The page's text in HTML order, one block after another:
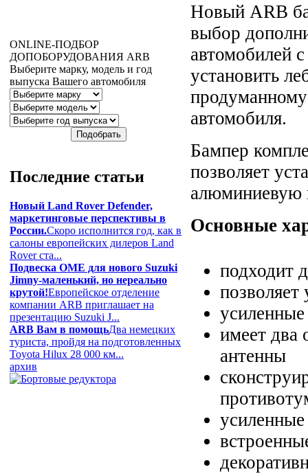
ONLINE-ПОДБОР
ДОПОБОРУДОВАНИЯ ARB
Выберите марку, модель и год
выпуска Вашего автомобиля
Последние статьи
Новый Land Rover Defender,
маркетинговые перспективы в
России.Скоро исполнится год, как в
салоны европейских дилеров Land
Rover ста...
Подвеска OME для нового Suzuki
Jimny-маленький, но нереально
крутой!Европейское отделение
компании ARB приглашает на
презентацию Suzuki J...
ARB Вам в помощьДва немецких
туриста, пройдя на подготовленных
Toyota Hilux 28 000 км...
архив
Новый ARB
выбор
автомобилей
установить
автомобиля.
Бампер
позволяет
алюминиевую
Основные
подходит
позволяет
имеет два
антенны